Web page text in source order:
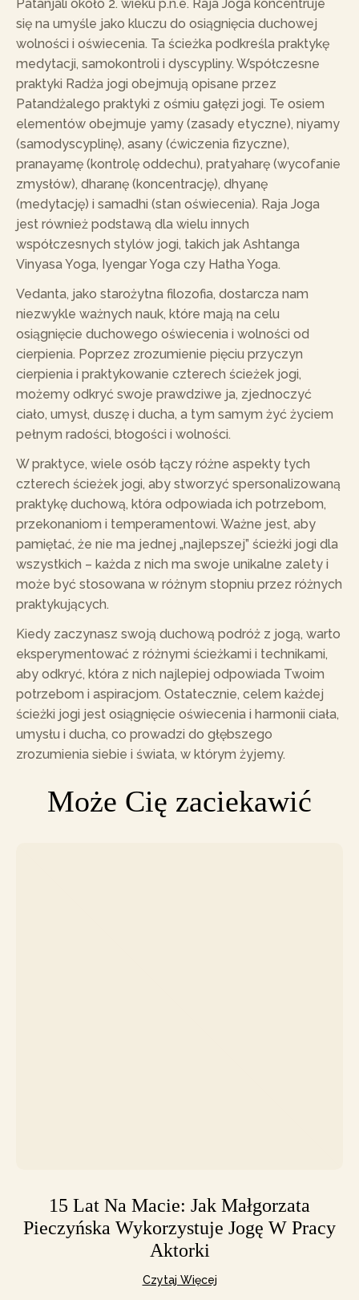
Patanjali około 2. wieku p.n.e. Raja Joga koncentruje
się na umyśle jako kluczu do osiągnięcia duchowej
wolności i oświecenia. Ta ścieżka podkreśla praktykę
medytacji, samokontroli i dyscypliny. Współczesne
praktyki Radża jogi obejmują opisane przez
Patandżalego praktyki z ośmiu gałęzi jogi. Te osiem
elementów obejmuje yamy (zasady etyczne), niyamy
(samodyscyplinę), asany (ćwiczenia fizyczne),
pranayamę (kontrolę oddechu), pratyaharę (wycofanie
zmysłów), dharanę (koncentrację), dhyanę
(medytację) i samadhi (stan oświecenia). Raja Joga
jest również podstawą dla wielu innych
współczesnych stylów jogi, takich jak Ashtanga
Vinyasa Yoga, Iyengar Yoga czy Hatha Yoga.
Vedanta, jako starożytna filozofia, dostarcza nam
niezwykle ważnych nauk, które mają na celu
osiągnięcie duchowego oświecenia i wolności od
cierpienia. Poprzez zrozumienie pięciu przyczyn
cierpienia i praktykowanie czterech ścieżek jogi,
możemy odkryć swoje prawdziwe ja, zjednoczyć
ciało, umysł, duszę i ducha, a tym samym żyć życiem
pełnym radości, błogości i wolności.
W praktyce, wiele osób łączy różne aspekty tych
czterech ścieżek jogi, aby stworzyć spersonalizowaną
praktykę duchową, która odpowiada ich potrzebom,
przekonaniom i temperamentowi. Ważne jest, aby
pamiętać, że nie ma jednej „najlepszej” ścieżki jogi dla
wszystkich – każda z nich ma swoje unikalne zalety i
może być stosowana w różnym stopniu przez różnych
praktykujących.
Kiedy zaczynasz swoją duchową podróż z jogą, warto
eksperymentować z różnymi ścieżkami i technikami,
aby odkryć, która z nich najlepiej odpowiada Twoim
potrzebom i aspiracjom. Ostatecznie, celem każdej
ścieżki jogi jest osiągnięcie oświecenia i harmonii ciała,
umysłu i ducha, co prowadzi do głębszego
zrozumienia siebie i świata, w którym żyjemy.
Może Cię zaciekawić
15 Lat Na Macie: Jak Małgorzata
Pieczyńska Wykorzystuje Jogę W Pracy
Aktorki
Czytaj Więcej